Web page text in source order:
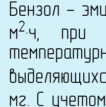
Бензол -
м2·ч, при
мг. С